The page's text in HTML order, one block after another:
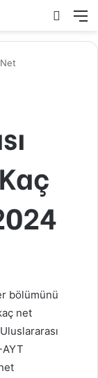
Arama
bölümünü
net